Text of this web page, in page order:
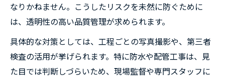
なりかねません。こうしたリスクを未然に防ぐために
は、透明性の高い品質管理が求められます。
具体的な対策としては、工程ごとの写真撮影や、第三者
検査の活用が挙げられます。特に防水や配管工事は、見
た目では判断しづらいため、現場監督や専門スタッフに